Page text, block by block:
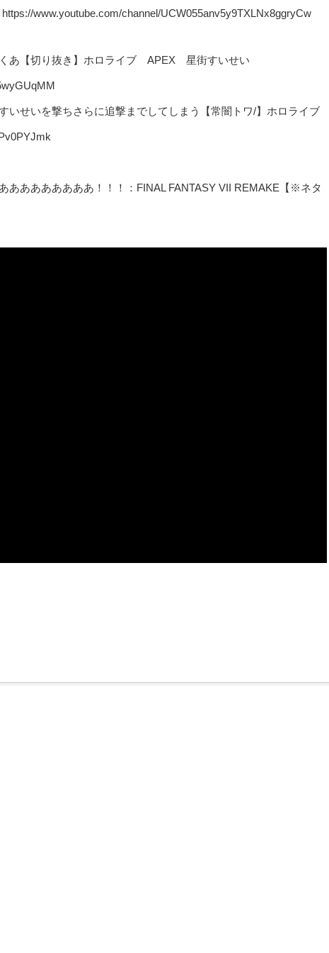
www.youtube.com/channel/UCW055anv5y9TXLNx8ggryCw
くあ【切り抜き】ホロライブ APEX 星街すいせい
いせいを撃ちさらに追撃までしてしまう【常闇トワ/】ホロライブ
ああああああああ！！！：FINAL FANTASY VII REMAKE【※ネタ